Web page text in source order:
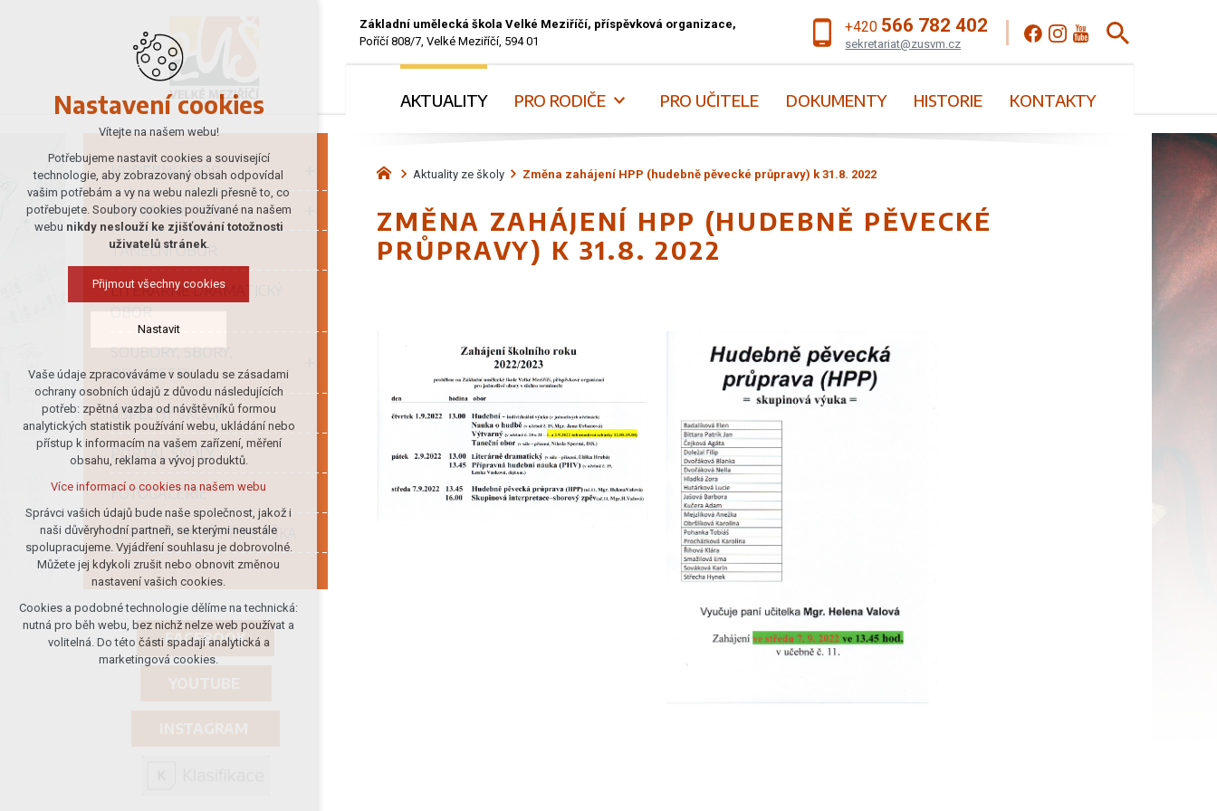
+420 566 782 402
sekretariat@zusvm.cz
Základní umělecká škola Velké Meziříčí, příspěvková organizace,
Poříčí 808/7, Velké Meziříčí, 594 01
AKTUALITY PRO RODIČE PRO UČITELE DOKUMENTY HISTORIE KONTAKTY
HUDEBNÍ OBOR
VÝTVARNÝ OBOR
TANEČNÍ OBOR
LITERÁRNĚ DRAMATICKÝ
OBOR
SOUBORY, SBORY,
ORCHESTRY
ÚSPĚCHY ŠKOLY
PORTÁL ŠKOLY
FOTOGALERIE
ELEKTRONICKÁ PŘIHLÁŠKA
FACEBOOK
Aktuality ze školy Změna zahájení HPP (hudebně pěvecké průpravy) k 31.8. 2022
ZMĚNA ZAHÁJENÍ HPP (HUDEBNĚ PĚVECKÉ
PRŮPRAVY) K 31.8. 2022
Nastavení cookies
Vítejte na našem webu!
Potřebujeme nastavit cookies a související
technologie, aby zobrazovaný obsah odpovídal
vašim potřebám a vy na webu nalezli přesně to, co
potřebujete. Soubory cookies používané na našem
webu nikdy neslouží ke zjišťování totožnosti
uživatelů stránek.
Přijmout všechny cookies
Nastavit
Technická cookies
nutná pro provozování webu
udržení kontextu stránek (session):
případná přihlášení, volby jazyka, apod.
Volitelná cookies
analytická pro anonymizované
vyhodnocení návštěvnosti
marketingová cookies (Google)
Více informací o cookies na našem webu
Přijmout všechny cookies
Odmítnout vše
Vaše údaje zpracováváme v souladu se zásadami
ochrany osobních údajů z důvodu následujících
potřeb: zpětná vazba od návštěvníků formou
analytických statistik používání webu, ukládání nebo
přístup k informacím na vašem zařízení, měření
obsahu, reklama a vývoj produktů.
Více informací o cookies na našem webu
Správci vašich údajů bude naše společnost, jakož i
naši důvěryhodní partneři, se kterými neustále
spolupracujeme. Vyjádření souhlasu je dobrovolné.
Můžete jej kdykoli zrušit nebo obnovit změnou
nastavení vašich cookies.
Cookies a podobné technologie dělíme na technická:
nutná pro běh webu, bez nichž nelze web používat a
volitelná. Do této části spadají analytická a
marketingová cookies.